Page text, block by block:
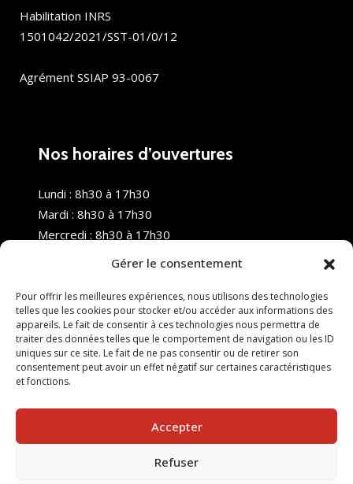
Gérer le consentement
Pour offrir les meilleures expériences, nous utilisons des technologies
telles que les cookies pour stocker et/ou accéder aux informations des
appareils. Le fait de consentir à ces technologies nous permettra de
traiter des données telles que le comportement de navigation ou les ID
uniques sur ce site. Le fait de ne pas consentir ou de retirer son
consentement peut avoir un effet négatif sur certaines caractéristiques
et fonctions.
Accepter
Refuser
Habilitation INRS
1501042/2021/SST-01/0/12
Agrément SSIAP 93-0067
Nos horaires d’ouvertures
Lundi : 8h30 à 17h30
Mardi : 8h30 à 17h30
Mercredi : 8h30 à 17h30
Samedi : Fermé
Dimanche : Fermé
© 2025 Nouvel R Formation - TOUS DROITS RÉSERVÉS -